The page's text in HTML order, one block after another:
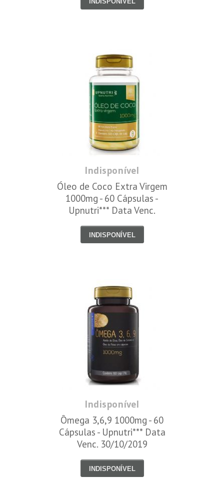
Indisponível
Óleo de Coco Extra Virgem
1000mg - 60 Cápsulas -
Upnutri*** Data Venc.
INDISPONÍVEL
Indisponível
Ômega 3,6,9 1000mg - 60
Cápsulas - Upnutri*** Data
Venc. 30/10/2019
INDISPONÍVEL